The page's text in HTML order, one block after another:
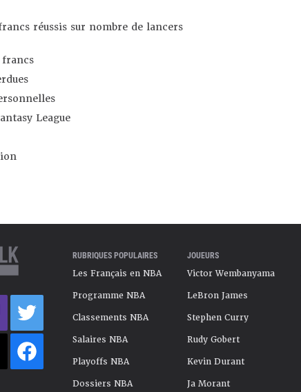
réussis sur nombre de lancers
francs
League
RUBRIQUES POPULAIRES
Les Français en NBA
Programme NBA
Classements NBA
Salaires NBA
Playoffs NBA
Dossiers NBA
JOUEURS
Victor Wembanyama
LeBron James
Stephen Curry
Rudy Gobert
Kevin Durant
Ja Morant